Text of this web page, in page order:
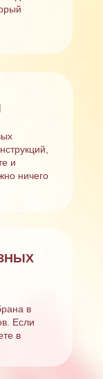
и
ничего
в
Если
в